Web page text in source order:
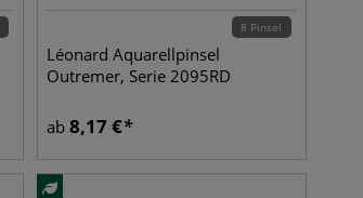
8 Pinsel
Léonard Aquarellpinsel
Outremer, Serie 2095RD
ab 8,17 €